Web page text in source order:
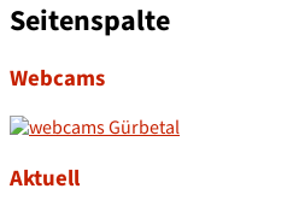
Seitenspalte
Webcams
Aktuell